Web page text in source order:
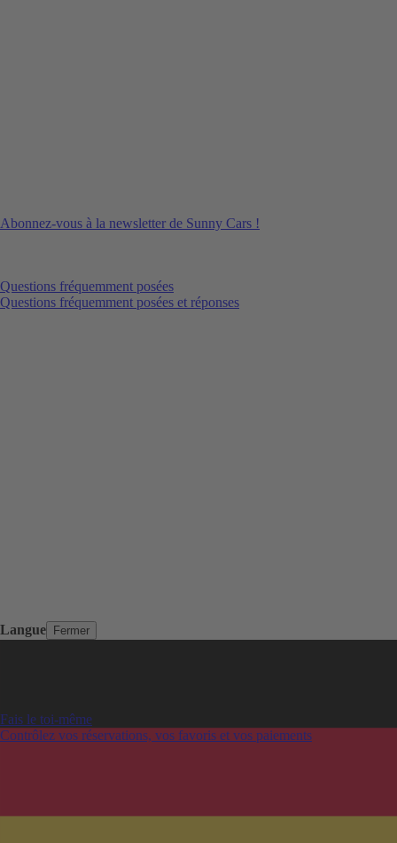
Langue Fermer
Questions fréquemment posées
Questions fréquemment posées et réponses
Fais le toi-même
Contrôlez vos réservations, vos favoris et vos paiements
Abonnez-vous à la newsletter de Sunny Cars !